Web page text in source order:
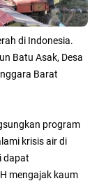
di Indonesia.
Batu Asak, Desa
Barat
program
krisis air di
dapat
mengajak kaum